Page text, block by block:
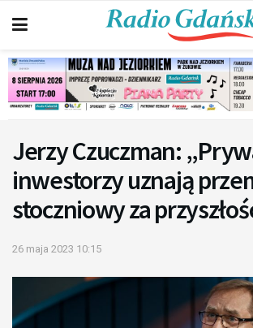
Jerzy Czuczman:
inwestorzy uznają
stoczniowy za
26 maja 2023 10:15